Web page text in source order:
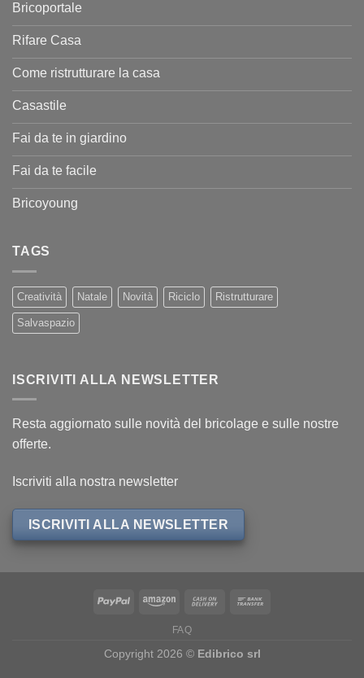
Bricoportale
Rifare Casa
Come ristrutturare la casa
Casastile
Fai da te in giardino
Fai da te facile
Bricoyoung
TAGS
Creatività Natale Novità Riciclo Ristrutturare
Salvaspazio
ISCRIVITI ALLA NEWSLETTER
Resta aggiornato sulle novità del bricolage e sulle nostre
offerte.
Iscriviti alla nostra newsletter
ISCRIVITI ALLA NEWSLETTER
FAQ
Copyright 2026 © Edibrico srl